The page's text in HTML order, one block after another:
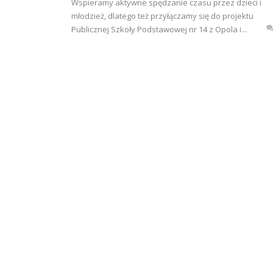
młodzież, dlatego też przyłączamy się do projektu
Publicznej Szkoły Podstawowej nr 14 z Opola i...